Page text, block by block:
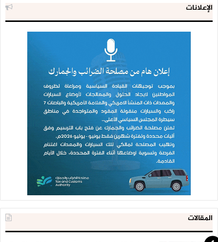
السبب؟ وما هي المشكلة؟ ولماذا اللجنة الإقتصادية لا تحرك ساكنا
تعمل مؤتمر صحفي؟ هل هناك إشكاليات داخلية وإدارية؟ يجب أن
وتساءل ” هل العدوان ومرتزقته جزء أساسي من هذه الأزمة؟ هل
صحيح أن أسطول شركة الغاز موقف حتى الآن عن العمل في مأرب
ويصبح التنسيق لحمل الغاز أو لتحميله بين المرتزقة والمافيا التجار
من أتباعهم الذين رفضوا أن تفرض تسعيرة تتناسب مع الوضع ومع
ظروف المواطنين ورفضوا أن يدخلوا هذه القواطر إلى مناطق
السيطرة، هل هناك أسباب داخلية يجب أن نعرف المشاكل حتى
نستطيع معالجة ذلك ؟”.
وأشاد الرئيس الصماد بصمود موظفي الجهاز وحرصهم على مواصلة
العمل وإنضباط رغم الظروف الصعبة وانقطاع الرواتب .. وقال” إن
هذه الكوادر يجب الحفاظ عليها والاهتمام بها فهي كوادر لديها من
الخبرات ينبغي الاستفادة منها في تفعيل دور جبهة مكافحة
الفساد”.
الإعلانات
المقالات